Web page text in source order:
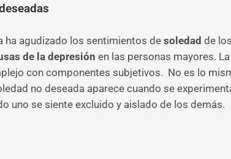
ha agudizado los sentimientos desoledad de
de la depresión en las personas mayores.
con componentes subjetivos. No es lo
no deseada aparece cuando se
uno se siente excluido y aislado de los demás.